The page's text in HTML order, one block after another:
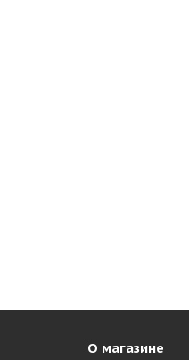
О магазине